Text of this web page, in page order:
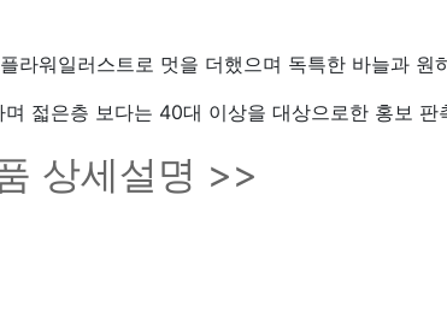
워일러스트로 멋을 더했으며 독특한 바늘과 원
젋은층 보다는 40대 이상을 대상으로한 홍보 판
상세설명 >>